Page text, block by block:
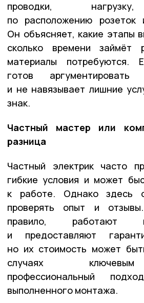
проводки,
по расположению розеток
Он объясняет, какие этапы
сколько времени займёт
материалы потребуются.
готов
и не навязывает лишние
знак.
Частный мастер или
разница
Частный электрик часто
гибкие условия и может
к работе. Однако здесь
проверять опыт и
правило, работают
и предоставляют
но их стоимость может
случаях
профессиональный
выполненного монтажа.